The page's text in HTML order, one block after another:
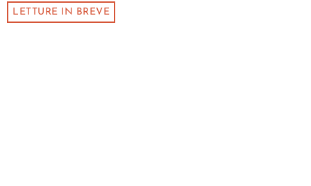
LETTURE IN BREVE